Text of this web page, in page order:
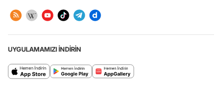
UYGULAMAMIZI İNDİRİN